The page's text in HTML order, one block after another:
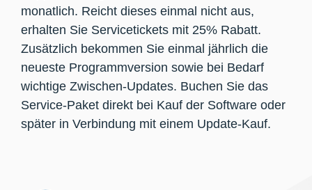
monatlich. Reicht dieses einmal nicht aus,
erhalten Sie Servicetickets mit 25% Rabatt.
Zusätzlich bekommen Sie einmal jährlich die
neueste Programmversion sowie bei Bedarf
wichtige Zwischen-Updates. Buchen Sie das
Service-Paket direkt bei Kauf der Software oder
später in Verbindung mit einem Update-Kauf.